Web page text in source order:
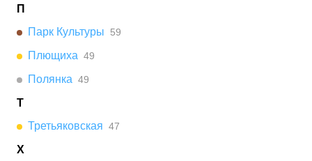
П
Парк Культуры
59
Плющиха 49
Полянка 49
Т
Третьяковская 47
Х